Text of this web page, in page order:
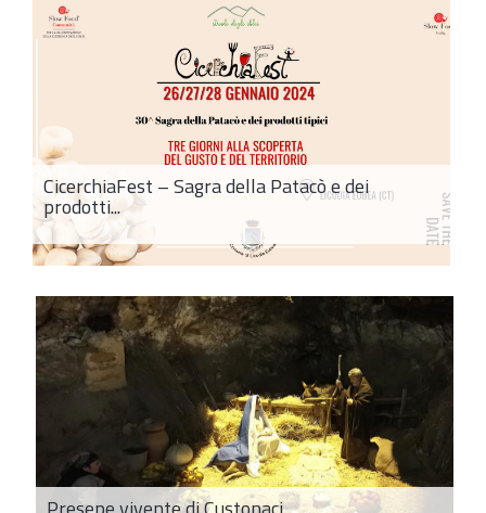
CicerchiaFest – Sagra della Patacò e dei
prodotti...